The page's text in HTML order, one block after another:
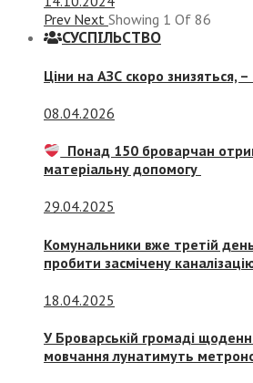
Prev Next Showing 1 Of 86
СУСПIЛЬСТВО
Ціни на АЗС скоро знизяться, –
08.04.2026
Понад 150 броварчан
матеріальну допомогу
29.04.2025
Комунальники вже третій
пробити засмічену
18.04.2025
У Броварській громаді
мовчання лунатимуть